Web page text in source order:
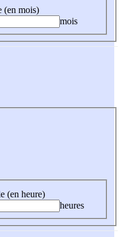
(en mois)
mois
(en heure)
heures